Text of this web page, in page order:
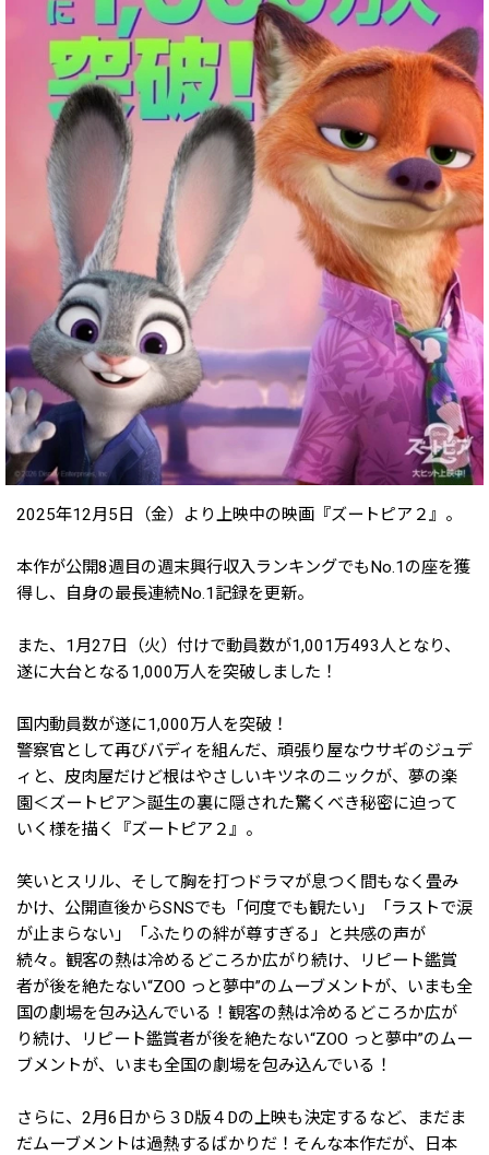
2025年12月5日（金）より上映中の映画『ズートピア２』。
本作が公開8週目の週末興行収入ランキングでもNo.1の座を獲
得し、自身の最長連続No.1記録を更新。
また、1月27日（火）付けで動員数が1,001万493人となり、
遂に大台となる1,000万人を突破しました！
国内動員数が遂に1,000万人を突破！
警察官として再びバディを組んだ、頑張り屋なウサギのジュデ
ィと、皮肉屋だけど根はやさしいキツネのニックが、夢の楽
園＜ズートピア＞誕生の裏に隠された驚くべき秘密に迫って
いく様を描く『ズートピア２』。
笑いとスリル、そして胸を打つドラマが息つく間もなく畳み
かけ、公開直後からSNSでも「何度でも観たい」「ラストで涙
が止まらない」「ふたりの絆が尊すぎる」と共感の声が
続々。観客の熱は冷めるどころか広がり続け、リピート鑑賞
者が後を絶たない“ZOO っと夢中”のムーブメントが、いまも全
国の劇場を包み込んでいる！観客の熱は冷めるどころか広が
り続け、リピート鑑賞者が後を絶たない“ZOO っと夢中”のムー
ブメントが、いまも全国の劇場を包み込んでいる！
さらに、2月6日から３D版４Dの上映も決定するなど、まだま
だムーブメントは過熱するばかりだ！そんな本作だが、日本